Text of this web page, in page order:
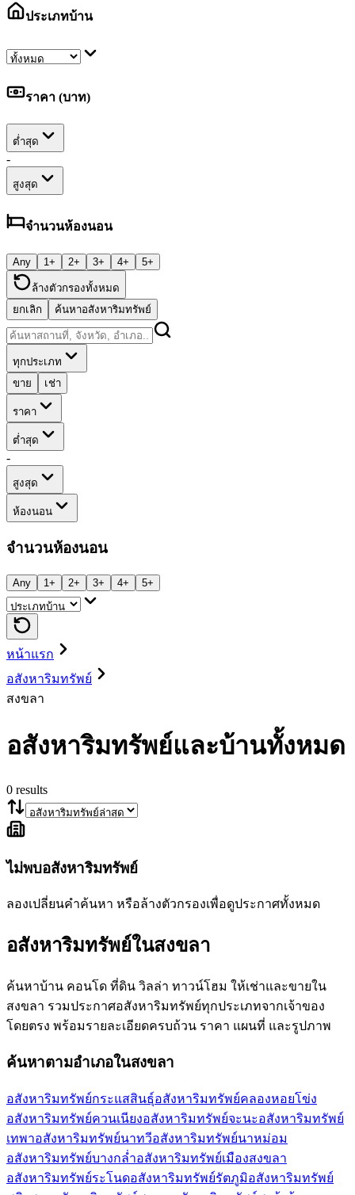
ประเภทบ้าน
ราคา (บาท)
ต่ำสุด
-
สูงสุด
จำนวนห้องนอน
Any 1+ 2+ 3+ 4+ 5+
ล้างตัวกรองทั้งหมด
ยกเลิก
ค้นหาอสังหาริมทรัพย์
ทุกประเภท
ขาย
เช่า
ราคา
ต่ำสุด
-
สูงสุด
ห้องนอน
จำนวนห้องนอน
Any 1+ 2+ 3+ 4+ 5+
หน้าแรก
อสังหาริมทรัพย์
สงขลา
อสังหาริมทรัพย์และบ้านทั้งหมด
0 results
ไม่พบอสังหาริมทรัพย์
ลองเปลี่ยนคำค้นหา หรือล้างตัวกรองเพื่อดูประกาศทั้งหมด
อสังหาริมทรัพย์ในสงขลา
ค้นหาบ้าน คอนโด ที่ดิน วิลล่า ทาวน์โฮม ให้เช่าและขายใน
สงขลา รวมประกาศอสังหาริมทรัพย์ทุกประเภทจากเจ้าของ
โดยตรง พร้อมรายละเอียดครบถ้วน ราคา แผนที่ และรูปภาพ
ค้นหาตามอำเภอในสงขลา
อสังหาริมทรัพย์กระแสสินธุ์อสังหาริมทรัพย์คลองหอยโข่ง
อสังหาริมทรัพย์ควนเนียงอสังหาริมทรัพย์จะนะอสังหาริมทรัพย์
เทพาอสังหาริมทรัพย์นาทวีอสังหาริมทรัพย์นาหม่อม
อสังหาริมทรัพย์บางกล่ำอสังหาริมทรัพย์เมืองสงขลา
อสังหาริมทรัพย์ระโนดอสังหาริมทรัพย์รัตภูมิอสังหาริมทรัพย์